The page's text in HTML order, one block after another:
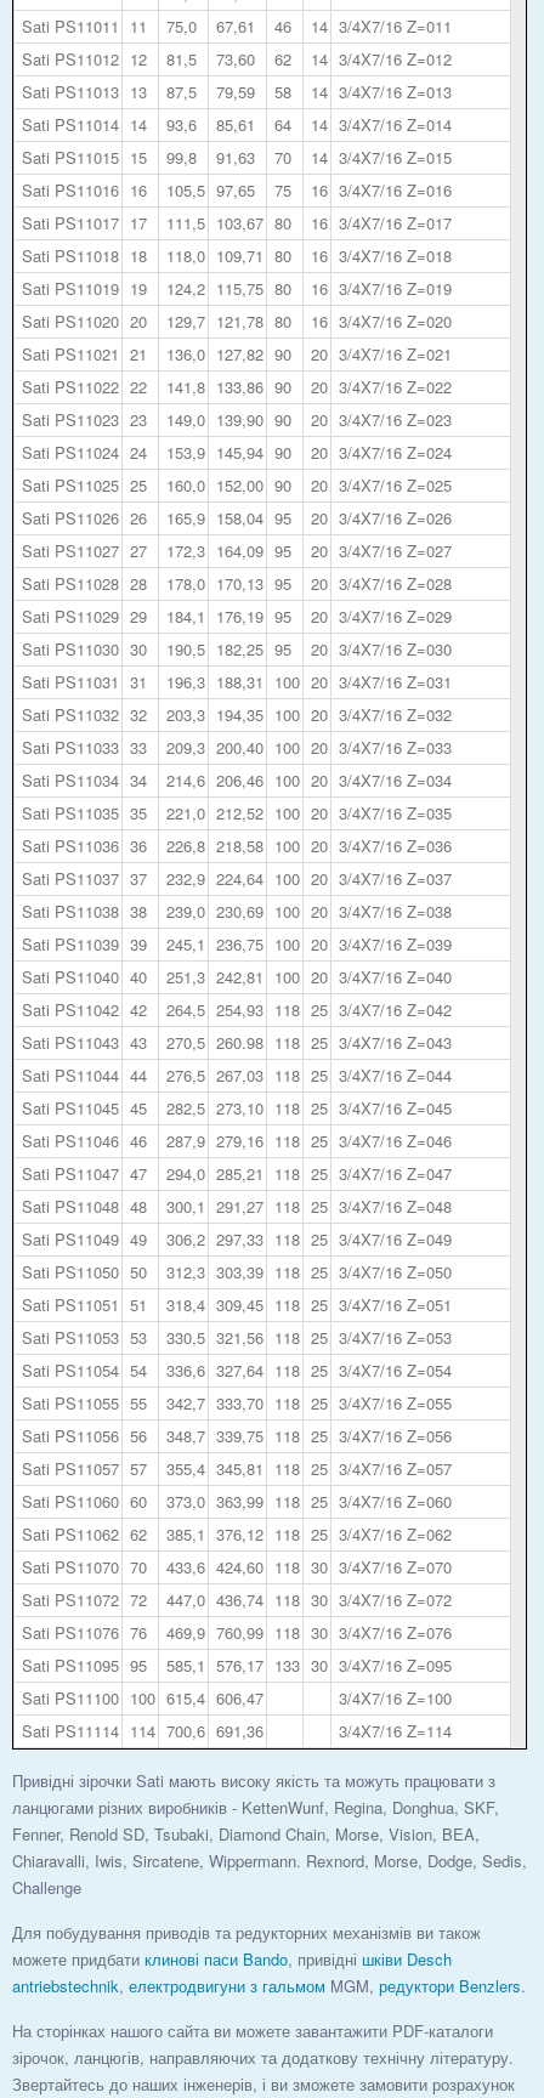
Sati PS11011
11 75,0 67,61 46 14 3/4X7/16 Z=011
Sati PS11012 12 81,5 73,60 62 14 3/4X7/16 Z=012
Sati PS11013 13 87,5 79,59 58 14 3/4X7/16 Z=013
Sati PS11014 14 93,6 85,61 64 14 3/4X7/16 Z=014
Sati PS11015 15 99,8 91,63 70 14 3/4X7/16 Z=015
Sati PS11016 16 105,5 97,65 75 16 3/4X7/16 Z=016
Sati PS11017 17 111,5 103,67 80 16 3/4X7/16 Z=017
Sati PS11018 18 118,0 109,71 80 16 3/4X7/16 Z=018
Sati PS11019 19 124,2 115,75 80 16 3/4X7/16 Z=019
Sati PS11020 20 129,7 121,78 80 16 3/4X7/16 Z=020
Sati PS11021 21 136,0 127,82 90 20 3/4X7/16 Z=021
Sati PS11022 22 141,8 133,86 90 20 3/4X7/16 Z=022
Sati PS11023 23 149,0 139,90 90 20 3/4X7/16 Z=023
Sati PS11024 24 153,9 145,94 90 20 3/4X7/16 Z=024
Sati PS11025 25 160,0 152,00 90 20 3/4X7/16 Z=025
Sati PS11026 26 165,9 158,04 95 20 3/4X7/16 Z=026
Sati PS11027 27 172,3 164,09 95 20 3/4X7/16 Z=027
Sati PS11028 28 178,0 170,13 95 20 3/4X7/16 Z=028
Sati PS11029 29 184,1 176,19 95 20 3/4X7/16 Z=029
Sati PS11030 30 190,5 182,25 95 20 3/4X7/16 Z=030
Sati PS11031 31 196,3 188,31 100 20 3/4X7/16 Z=031
Sati PS11032 32 203,3 194,35 100 20 3/4X7/16 Z=032
Sati PS11033 33 209,3 200,40 100 20 3/4X7/16 Z=033
Sati PS11034 34 214,6 206,46 100 20 3/4X7/16 Z=034
Sati PS11035 35 221,0 212,52 100 20 3/4X7/16 Z=035
Sati PS11036 36 226,8 218,58 100 20 3/4X7/16 Z=036
Sati PS11037 37 232,9 224,64 100 20 3/4X7/16 Z=037
Sati PS11038 38 239,0 230,69 100 20 3/4X7/16 Z=038
Sati PS11039 39 245,1 236,75 100 20 3/4X7/16 Z=039
Sati PS11040 40 251,3 242,81 100 20 3/4X7/16 Z=040
Sati PS11042 42 264,5 254,93 118 25 3/4X7/16 Z=042
Sati PS11043 43 270,5 260.98 118 25 3/4X7/16 Z=043
Sati PS11044 44 276,5 267,03 118 25 3/4X7/16 Z=044
Sati PS11045 45 282,5 273,10 118 25 3/4X7/16 Z=045
Sati PS11046 46 287,9 279,16 118 25 3/4X7/16 Z=046
Sati PS11047 47 294,0 285,21 118 25 3/4X7/16 Z=047
Sati PS11048 48 300,1 291,27 118 25 3/4X7/16 Z=048
Sati PS11049 49 306,2 297,33 118 25 3/4X7/16 Z=049
Sati PS11050 50 312,3 303,39 118 25 3/4X7/16 Z=050
Sati PS11051 51 318,4 309,45 118 25 3/4X7/16 Z=051
Sati PS11053 53 330,5 321,56 118 25 3/4X7/16 Z=053
Sati PS11054 54 336,6 327,64 118 25 3/4X7/16 Z=054
Sati PS11055 55 342,7 333,70 118 25 3/4X7/16 Z=055
Sati PS11056 56 348,7 339,75 118 25 3/4X7/16 Z=056
Sati PS11057 57 355,4 345,81 118 25 3/4X7/16 Z=057
Sati PS11060 60 373,0 363,99 118 25 3/4X7/16 Z=060
Sati PS11062 62 385,1 376,12 118 25 3/4X7/16 Z=062
Sati PS11070 70 433,6 424,60 118 30 3/4X7/16 Z=070
Sati PS11072 72 447,0 436,74 118 30 3/4X7/16 Z=072
Sati PS11076 76 469,9 760,99 118 30 3/4X7/16 Z=076
Sati PS11095 95 585,1 576,17 133 30 3/4X7/16 Z=095
Sati PS11100 100 615,4 606,47
3/4X7/16 Z=100
Sati PS11114 114 700,6 691,36 3/4X7/16 Z=114
Привідні зірочки Sati мають високу якість та можуть працювати з
ланцюгами різних виробників - KettenWunf, Regina, Donghua, SKF,
Fenner, Renold SD, Tsubaki, Diamond Chain, Morse, Vision, BEA,
Chiaravalli, Iwis, Sircatene, Wippermann. Rexnord, Morse, Dodge, Sedis,
Challenge
Для побудування приводів та редукторних механізмів ви також
можете придбати клинові паси Bando, привідні шківи Desch
antriebstechnik, електродвигуни з гальмом MGM, редуктори Benzlers.
На сторінках нашого сайта ви можете завантажити PDF-каталоги
зірочок, ланцюгів, направляючих та додаткову технічну літературу.
Звертайтесь до наших інженерів, і ви зможете замовити розрахунок